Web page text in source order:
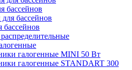
бассейнов
бассейнов
галогенные MINI 50 Вт
галогенные STANDART 300